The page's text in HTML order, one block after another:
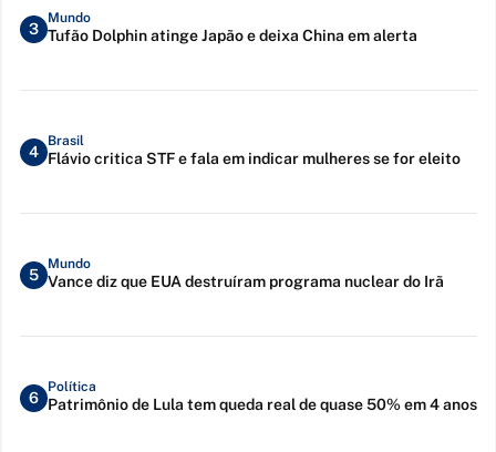
3
Mundo
Tufão Dolphin atinge Japão e deixa China em alerta
4
Brasil
Flávio critica STF e fala em indicar mulheres se for eleito
5
Mundo
Vance diz que EUA destruíram programa nuclear do Irã
6
Política
Patrimônio de Lula tem queda real de quase 50% em 4 anos